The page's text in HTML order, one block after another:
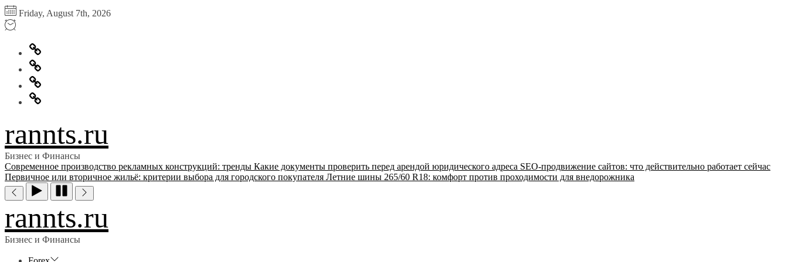
Перейти
к
содержимому
Friday, August 7th, 2026
Главная
Информация
для
правообладателей
Обратная
связь
Политика
конфиденциальности
rannts.ru
Бизнес и Финансы
Современное производство рекламных конструкций: тренды Какие документы проверить перед арендой юридического адреса SEO-продвижение сайтов: что действительно работает сейчас
Первичное или вторичное жильё: критерии выбора для городского покупателя Летние шины 265/60 R18: комфорт против проходимости для внедорожника
rannts.ru
Бизнес и Финансы